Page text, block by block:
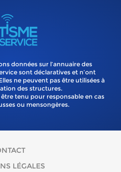
données sur l’annuaire des
sont déclaratives et n’ont
ne peuvent pas être utilisées à
des structures.
tenu pour responsable en cas
ou mensongères.
LÉGALES